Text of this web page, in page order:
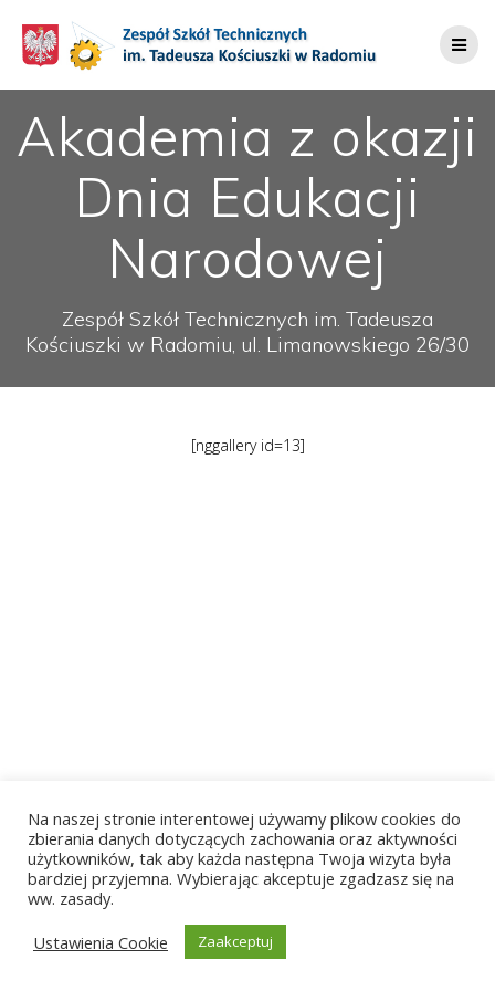
do
treści
Akademia z okazji
Dnia Edukacji
Narodowej
Zespół Szkół Technicznych im. Tadeusza
Kościuszki w Radomiu, ul. Limanowskiego 26/30
[nggallery id=13]
© 2026 ZST Radom. Built using WordPress andEmpowerWP
Na naszej stronie interentowej używamy plikow cookies do
zbierania danych dotyczących zachowania oraz aktywności
użytkowników, tak aby każda następna Twoja wizyta była
bardziej przyjemna. Wybierając akceptuje zgadzasz się na
ww. zasady.
Ustawienia Cookie
Zaakceptuj